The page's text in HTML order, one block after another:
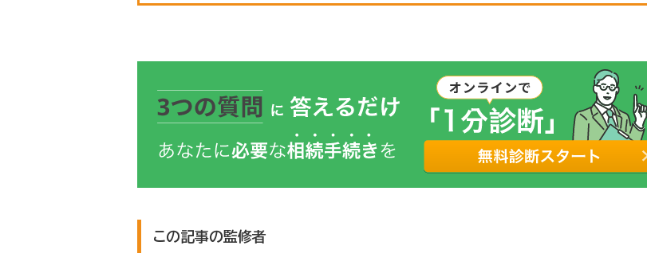
この記事の監修者